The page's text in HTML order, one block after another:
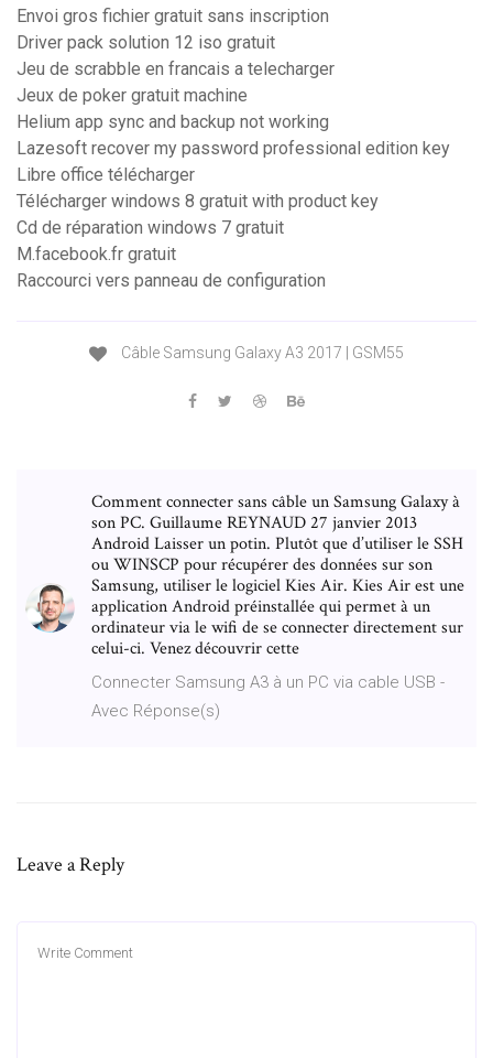
Envoi gros fichier gratuit sans inscription
Driver pack solution 12 iso gratuit
Jeu de scrabble en francais a telecharger
Jeux de poker gratuit machine
Helium app sync and backup not working
Lazesoft recover my password professional edition key
Libre office télécharger
Télécharger windows 8 gratuit with product key
Cd de réparation windows 7 gratuit
M.facebook.fr gratuit
Raccourci vers panneau de configuration
Câble Samsung Galaxy A3 2017 | GSM55
Comment connecter sans câble un Samsung Galaxy à
son PC. Guillaume REYNAUD 27 janvier 2013
Android Laisser un potin. Plutôt que d’utiliser le SSH
ou WINSCP pour récupérer des données sur son
Samsung, utiliser le logiciel Kies Air. Kies Air est une
application Android préinstallée qui permet à un
ordinateur via le wifi de se connecter directement sur
celui-ci. Venez découvrir cette
Connecter Samsung A3 à un PC via cable USB -
Avec Réponse(s)
Leave a Reply